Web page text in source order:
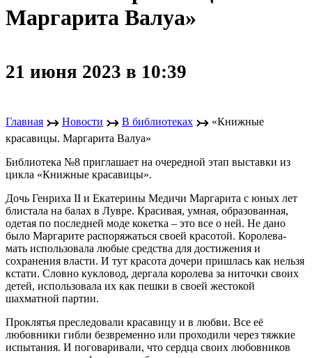
Маргарита Валуа»
21 июня 2023 в 10:39
Главная ↣ Новости ↣ В библиотеках ↣ «Книжные
красавицы. Маргарита Валуа»
Библиотека №8 приглашает на очередной этап выставки из
цикла «Книжные красавицы».
Дочь Генриха II и Екатерины Медичи Маргарита с юных лет
блистала на балах в Лувре. Красивая, умная, образованная,
одетая по последней моде кокетка – это все о ней. Не дано
было Маргарите распоряжаться своей красотой. Королева-
мать использовала любые средства для достижения и
сохранения власти. И тут красота дочери пришлась как нельзя
кстати. Словно кукловод, дергала королева за ниточки своих
детей, использовала их как пешки в своей жестокой
шахматной партии.
Проклятья преследовали красавицу и в любви. Все её
любовники гибли безвременно или проходили через тяжкие
испытания. И поговаривали, что сердца своих любовников